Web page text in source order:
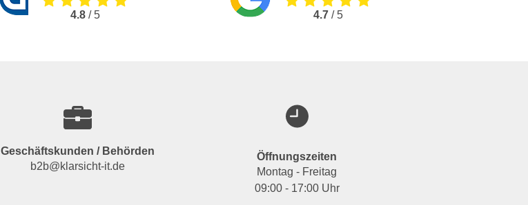
4.8/ 5 4.7/ 5
Geschäftskunden / Behörden
b2b@klarsicht-it.de
Öffnungszeiten
Montag - Freitag
09:00 - 17:00 Uhr